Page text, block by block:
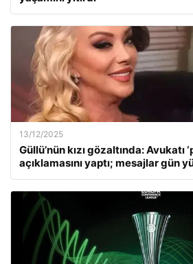
13/12/2025
Güllü’nün kızı gözaltında: Avukatı
açıklamasını yaptı; mesajlar gün